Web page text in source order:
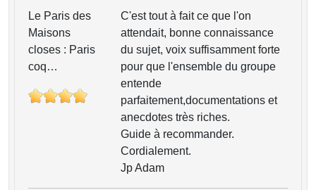
Le Paris des
Maisons
closes : Paris
coq…
C'est tout à fait ce que l'on
attendait, bonne connaissance
du sujet, voix suffisamment forte
pour que l'ensemble du groupe
entende
parfaitement,documentations et
anecdotes très riches.
Guide à recommander.
Cordialement.
Jp Adam